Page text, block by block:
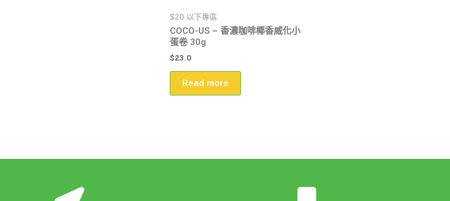
$20 以下專區
COCO-US – 香濃咖啡椰香威化小
蛋卷 30g
$23.0
Read more